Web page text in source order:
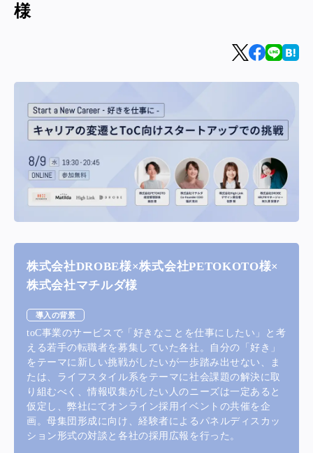
様
株式会社DROBE様×株式会社PETOKOTO様×
株式会社マチルダ様
導入の背景
toC事業のサービスで「好きなことを仕事にしたい」と考
える若手の転職者を募集していた各社。自分の「好き」
をテーマに新しい挑戦がしたいが一歩踏み出せない、ま
たは、ライフスタイル系をテーマに社会課題の解決に取
り組むべく、情報収集がしたい人のニーズは一定あると
仮定し、弊社にてオンライン採用イベントの共催を企
画。母集団形成に向け、経験者によるパネルディスカッ
ション形式の対談と各社の採用広報を行った。